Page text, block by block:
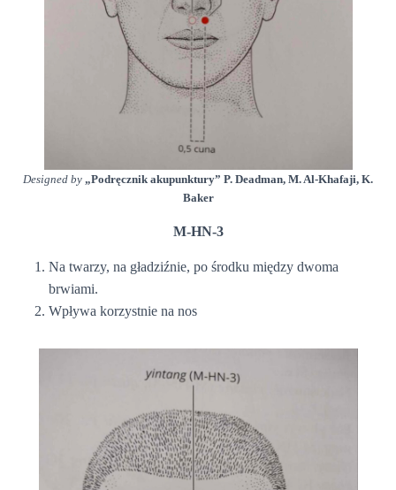
Designed by „Podręcznik akupunktury” P. Deadman, M. Al-Khafaji, K.
Baker
M-HN-3
Na twarzy, na gładziźnie, po środku między dwoma
brwiami.
Wpływa korzystnie na nos